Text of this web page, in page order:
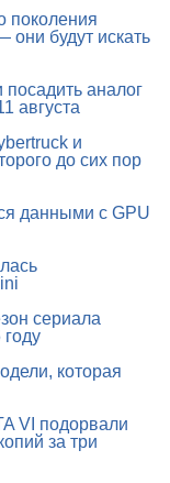
поколения
они будут искать
посадить аналог
августа
и
до сих пор
данными с GPU
сериала
которая
VI подорвали
за три